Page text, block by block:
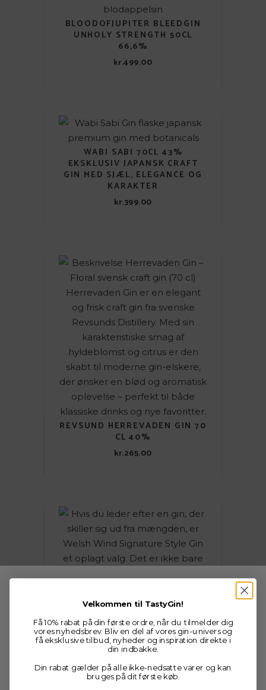
Age verification
ER DU OVER 18?
BLOODOFJUPITER BLEEDGIN
UNHOLY STRENGTH 50CL
66,6%
kr.499.00
WABI SABI 70CL 43%
EKSKLUSIV JAPANSK CRAFT
GIN MED SJÆL, ELEGANCE OG
KARAKTER
kr.399.00
REVSUND HERREVADEN GIN 70
CL 40%
kr.265.00
Velkommen til TastyGin!
Få 10% rabat på din første ordre, når du tilmelder dig
vores nyhedsbrev. Bliv en del af vores gin-univers og
få eksklusive tilbud, nyheder og inspiration direkte i
din indbakke.
Din rabat gælder på alle ikke-nedsatte varer og kan
bruges på dit første køb.